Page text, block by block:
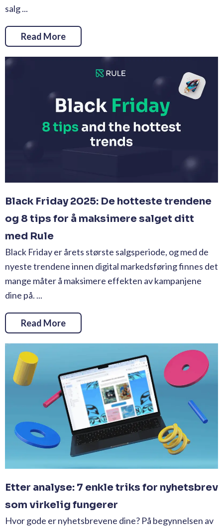
salg ...
Read More
Black Friday 2025: De hotteste trendene
og 8 tips for å maksimere salget ditt
med Rule
Black Friday er årets største salgsperiode, og med de
nyeste trendene innen digital markedsføring finnes det
mange måter å maksimere effekten av kampanjene
dine på. ...
Read More
Etter analyse: 7 enkle triks for nyhetsbrev
som virkelig fungerer
Hvor gode er nyhetsbrevene dine? På begynnelsen av